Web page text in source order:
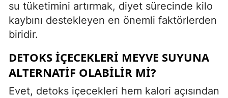
su tüketimini artırmak, diyet sürecinde kilo
kaybını destekleyen en önemli faktörlerden
biridir.
DETOKS İÇECEKLERI MEYVE SUYUNA
ALTERNATIF OLABILIR MI?
Evet, detoks içecekleri hem kalori açısından